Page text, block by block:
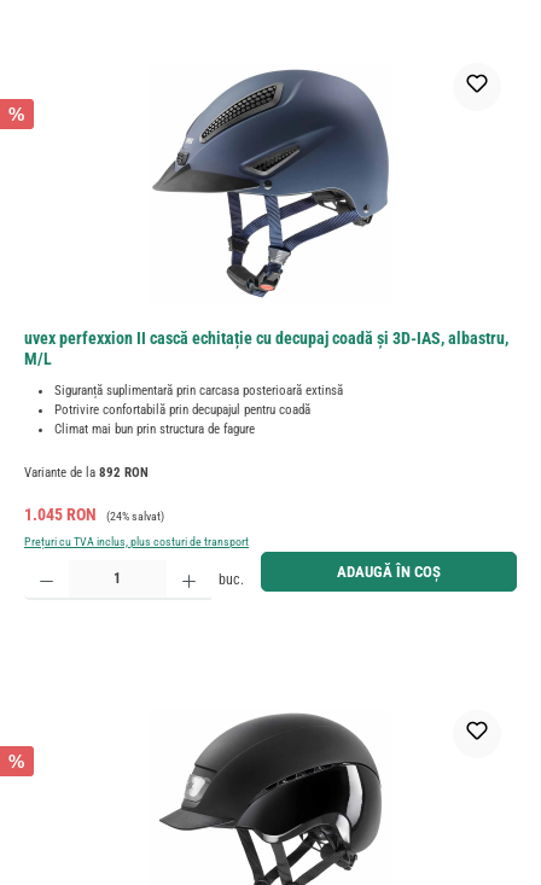
%
uvex perfexxion II cască echitație cu decupaj coadă și 3D-IAS, albastru,
M/L
Siguranță suplimentară prin carcasa posterioară extinsă
Potrivire confortabilă prin decupajul pentru coadă
Climat mai bun prin structura de fagure
Variante de la 892 RON
Preț de vânzare:
1.045 RON Preț obișnuit:
(24% salvat)
Prețuri cu TVA inclus, plus costuri de transport
Cantitate produs: Introduceți cantitatea dorită sau utilizați butoanele pentru a mări sau micșora
buc. ADAUGĂ ÎN COȘ
%